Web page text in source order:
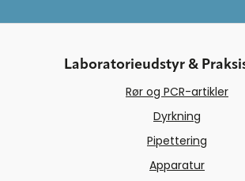
Laboratorieudstyr &
Rør og PCR-artikler
Dyrkning
Pipettering
Apparatur